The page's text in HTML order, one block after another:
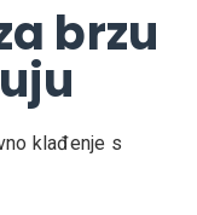
brzu
klađenje s